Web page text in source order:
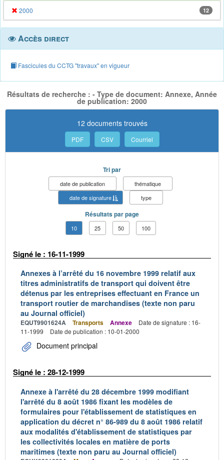
2000 12
Accès direct
Fascicules du CCTG "travaux" en vigueur
Résultats de recherche : - Type de document: Annexe, Année
de publication: 2000
12 documents trouvés
PDF CSV Courriel
Tri par
date de publication
thématique
date de signature
type
Résultats par page
10 25 50 100
Signé le : 16-11-1999
Annexes à l’arrêté du 16 novembre 1999 relatif aux
titres administratifs de transport qui doivent être
détenus par les entreprises effectuant en France un
transport routier de marchandises (texte non paru
au Journal officiel)
EQUT9901624A Transports Annexe
Date de signature : 16-
11-1999
Date de publication : 10-01-2000
Document principal
Signé le : 28-12-1999
Annexe à l'arrêté du 28 décembre 1999 modifiant
l'arrêté du 8 août 1986 fixant les modèles de
formulaires pour l'établissement de statistiques en
application du décret n° 86-989 du 8 août 1986 relatif
aux modalités d'établissement de statistiques par
les collectivités locales en matière de ports
maritimes (texte non paru au Journal officiel)